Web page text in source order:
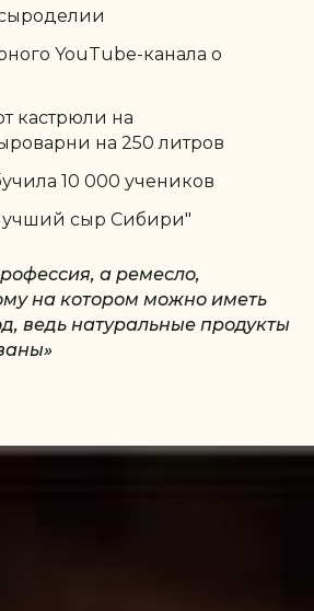
YouTube-канала о
кастрюли на
на 250 литров
10 000 учеников
сыр Сибири"
а ремесло,
на котором можно иметь
ведь натуральные продукты
страницы:#tarif